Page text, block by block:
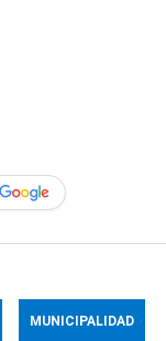
MUNICIPALIDAD